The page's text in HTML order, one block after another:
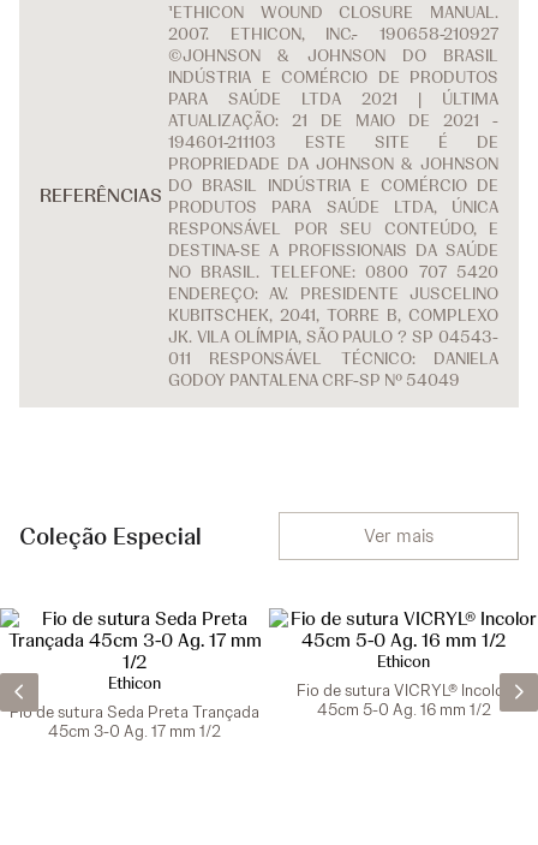
REFERÊNCIAS
¹ETHICON WOUND CLOSURE MANUAL.
2007. ETHICON, INC.- 190658-210927
©JOHNSON & JOHNSON DO BRASIL
INDÚSTRIA E COMÉRCIO DE PRODUTOS
PARA SAÚDE LTDA 2021 | ÚLTIMA
ATUALIZAÇÃO: 21 DE MAIO DE 2021 -
194601-211103 ESTE SITE É DE
PROPRIEDADE DA JOHNSON & JOHNSON
DO BRASIL INDÚSTRIA E COMÉRCIO DE
PRODUTOS PARA SAÚDE LTDA, ÚNICA
RESPONSÁVEL POR SEU CONTEÚDO, E
DESTINA-SE A PROFISSIONAIS DA SAÚDE
NO BRASIL. TELEFONE: 0800 707 5420
ENDEREÇO: AV. PRESIDENTE JUSCELINO
KUBITSCHEK, 2041, TORRE B, COMPLEXO
JK. VILA OLÍMPIA, SÃO PAULO ? SP 04543-
011 RESPONSÁVEL TÉCNICO: DANIELA
GODOY PANTALENA CRF-SP Nº 54049
Coleção Especial Ver mais
Ethicon
Fio de sutura Seda Preta Trançada
45cm 3-0 Ag. 17 mm 1/2
Ethicon
Fio de sutura VICRYL® Incolor
45cm 5-0 Ag. 16 mm 1/2